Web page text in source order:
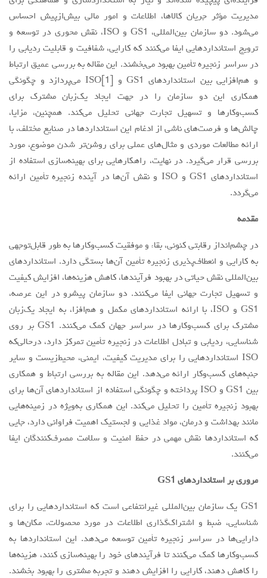
مقالات سال 1404
مرور
شماره جاری
راهنمای نویسندگان
نحوه ارسال مقاله
درباره نشریه
تماس با ما
مدیریت مؤثر جریان کالاها، اطلاعات و امور مالی بیش‌ازپیش احساس
می‌شود. دو سازمان بین‌المللی، GS1 و ISO، نقش محوری در توسعه و
ترویج استانداردهایی ایفا می‌کنند که کارایی، شفافیت و قابلیت ردیابی را
در سراسر زنجیره تأمین بهبود می‌بخشند. این مقاله به بررسی عمیق ارتباط
و هم‌افزایی بین استانداردهای GS1 و [1]ISO می‌پردازد و چگونگی
همکاری این دو سازمان را در جهت ایجاد یک‌زبان مشترک برای
کسب‌وکارها و تسهیل تجارت جهانی تحلیل می‌کند. همچنین، مزایا،
چالش‌ها و فرصت‌های ناشی از ادغام این استانداردها در صنایع مختلف، با
ارائه مطالعات موردی و مثال‌های عملی برای روشن‌تر شدن موضوع، مورد
بررسی قرار می‌گیرد. در نهایت، راهکارهایی برای بهینه‌سازی استفاده از
استانداردهای GS1 و ISO و نقش آن‌ها در آینده زنجیره تأمین ارائه
می‌گردد.
مقدمه
در چشم‌انداز رقابتی کنونی، بقاء و موفقیت کسب‌وکارها به طور قابل‌توجهی
به کارایی و انعطاف‌پذیری زنجیره تأمین آن‌ها بستگی دارد. استانداردهای
بین‌المللی نقش حیاتی در بهبود فرآیندها، کاهش هزینه‌ها، افزایش کیفیت
و تسهیل تجارت جهانی ایفا می‌کنند. دو سازمان پیشرو در این عرصه،
GS1 و ISO، با ارائه استانداردهای مکمل و هم‌افزا، به ایجاد یک‌زبان
مشترک برای کسب‌وکارها در سراسر جهان کمک می‌کنند. GS1 بر روی
شناسایی، ردیابی و تبادل اطلاعات در زنجیره تأمین تمرکز دارد، درحالی‌که
ISO استانداردهایی را برای مدیریت کیفیت، ایمنی، محیط‌زیست و سایر
جنبه‌های کسب‌وکار ارائه می‌دهد. این مقاله به بررسی ارتباط و همکاری
بین GS1 و ISO پرداخته و چگونگی استفاده از استانداردهای آن‌ها برای
بهبود زنجیره تأمین را تحلیل می‌کند. این همکاری به‌ویژه در زمینه‌هایی
مانند بهداشت و درمان، مواد غذایی و لجستیک اهمیت فراوانی دارد، جایی
که استانداردها نقش مهمی در حفظ امنیت و سلامت مصرف‌کنندگان ایفا
می‌کنند.
مروری بر استانداردهای GS1
GS1 یک سازمان بین‌المللی غیرانتفاعی است که استانداردهایی را برای
شناسایی، ضبط و اشتراک‌گذاری اطلاعات در مورد محصولات، مکان‌ها و
دارایی‌ها در سراسر زنجیره تأمین توسعه می‌دهد. این استانداردها به
کسب‌وکارها کمک می‌کنند تا فرآیندهای خود را بهینه‌سازی کنند، هزینه‌ها
را کاهش دهند، کارایی را افزایش دهند و تجربه مشتری را بهبود بخشند.